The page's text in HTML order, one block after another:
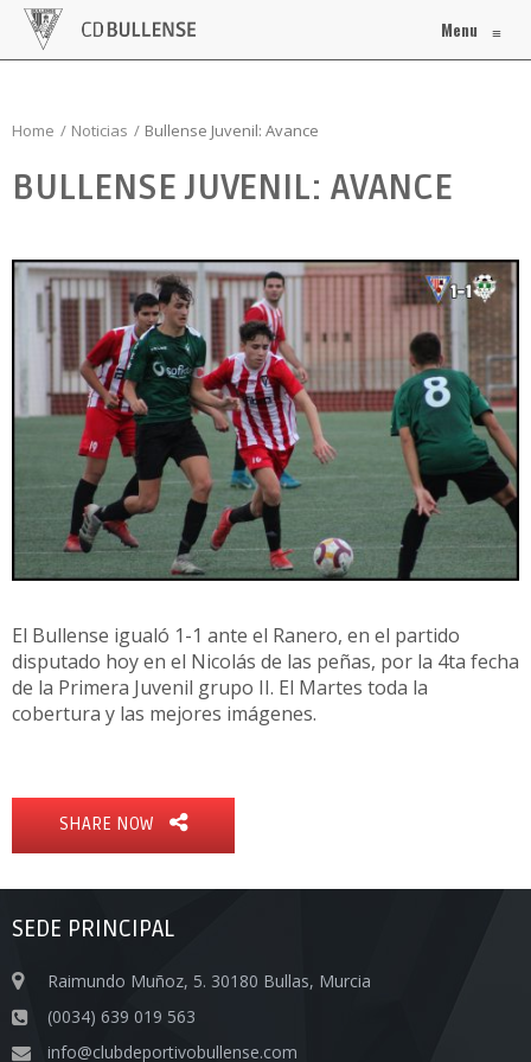
Menu ≡
Home Noticias Bullense Juvenil: Avance
BULLENSE JUVENIL: AVANCE
El Bullense igualó 1-1 ante el Ranero, en el partido
disputado hoy en el Nicolás de las peñas, por la 4ta fecha
de la Primera Juvenil grupo II. El Martes toda la
cobertura y las mejores imágenes.
SHARE NOW
SEDE PRINCIPAL
Raimundo Muñoz, 5. 30180 Bullas, Murcia
(0034) 639 019 563
info@clubdeportivobullense.com